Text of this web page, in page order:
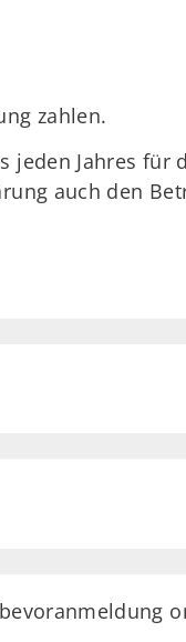
zahlen.
jeden Jahres für
auch den